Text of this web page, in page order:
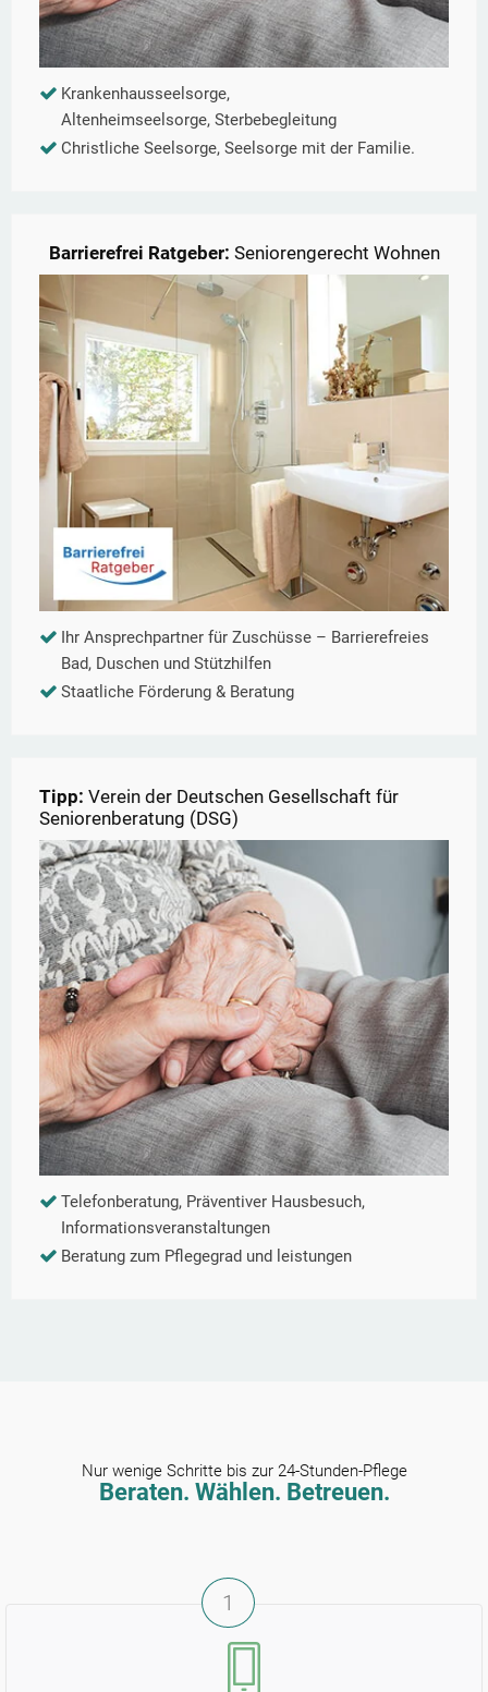
Krankenhausseelsorge,
Altenheimseelsorge, Sterbebegleitung
Christliche Seelsorge, Seelsorge mit der Familie.
Barrierefrei Ratgeber: Seniorengerecht Wohnen
Ihr Ansprechpartner für Zuschüsse – Barrierefreies
Bad, Duschen und Stützhilfen
Staatliche Förderung & Beratung
Tipp: Verein der Deutschen Gesellschaft für
Seniorenberatung (DSG)
Telefonberatung, Präventiver Hausbesuch,
Informationsveranstaltungen
Beratung zum Pflegegrad und leistungen
Nur wenige Schritte bis zur 24-Stunden-Pflege
Beraten. Wählen. Betreuen.
1